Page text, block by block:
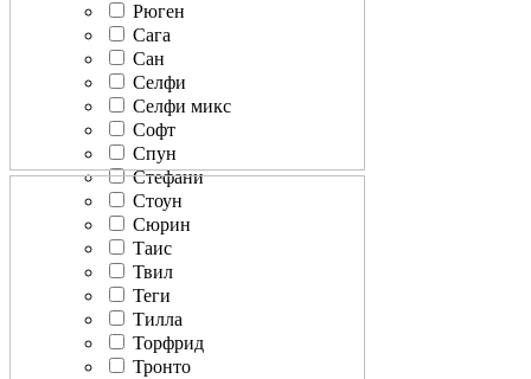
Рюген
Сага
Сан
Селфи
Селфи микс
Софт
Спун
Стефани
Стоун
Сюрин
Таис
Твил
Теги
Тилла
Торфрид
Тронто